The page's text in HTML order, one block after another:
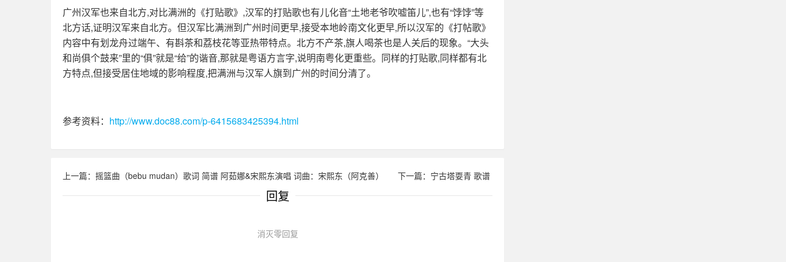
广州汉军也来自北方,对比满洲的《打贴歌》,汉军的打贴歌也有儿化音“土地老爷吹嘘笛儿”,也有“饽饽”等
北方话,证明汉军来自北方。但汉军比满洲到广州时间更早,接受本地岭南文化更早,所以汉军的《打帖歌》
内容中有划龙舟过端午、有斟茶和荔枝花等亚热带特点。北方不产茶,旗人喝茶也是人关后的现象。“大头
和尚俱个鼓来”里的“俱”就是“给”的谐音,那就是粤语方言字,说明南粤化更重些。同样的打贴歌,同样都有北
方特点,但接受居住地域的影响程度,把满洲与汉军人旗到广州的时间分清了。
参考资料： http://www.doc88.com/p-6415683425394.html
上一篇：摇篮曲（bebu mudan）歌词 简谱 阿茹娜&宋熙东演唱 词曲：宋熙东（阿克善） 下一篇：宁古塔耍青 歌谱
回复
消灭零回复